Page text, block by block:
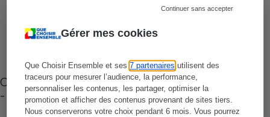
Gérer mes cookies
Que Choisir Ensemble et ses7 partenaires utilisent des
traceurs pour mesurer l’audience, la performance,
personnaliser les contenus, les partager, optimiser la
promotion et afficher des contenus provenant de sites tiers.
Nous conserverons votre choix pendant 6 mois. Vous pourrez
Continuer sans accepter
Cafetière à capsules zéro déchet CoffeeB (vidéo)
- Premières impressions